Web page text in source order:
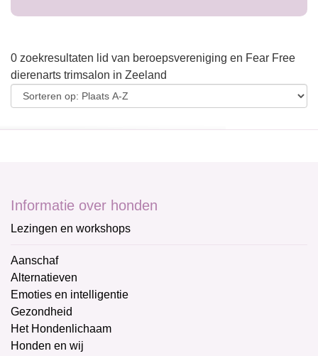
0 zoekresultaten lid van beroepsvereniging en Fear Free
dierenarts trimsalon in Zeeland
Informatie over honden
Lezingen en workshops
Aanschaf
Alternatieven
Emoties en intelligentie
Gezondheid
Het Hondenlichaam
Honden en wij